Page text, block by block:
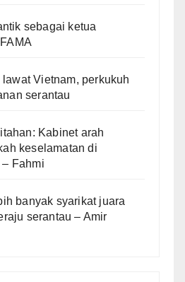
sebagai ketua
Vietnam, perkukuh
serantau
Kabinet arah
keselamatan di
– Fahmi
banyak syarikat juara
serantau – Amir